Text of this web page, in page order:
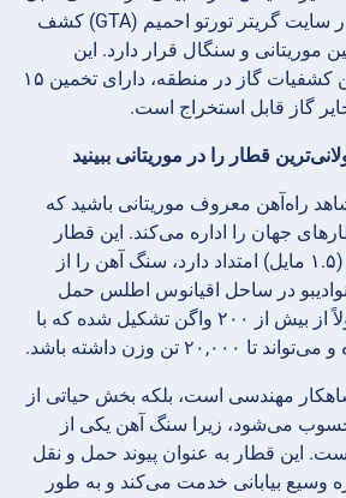
توجهی در سال ۲۰۱۵ در سایت گریتر تورتو احمیم (GTA) کشف
موریتانی و سنگال قرار دارد. این
میدان، یکی از بزرگترین کشفیات گاز در منطقه، دارای تخمین ۱۵
گاز قابل استخراج است.
راه‌آهن معروف موریتانی باشید که
جهان را اداره می‌کند. این قطار
باری که تا ۲.۵ کیلومتر (۱.۵ مایل) امتداد دارد، سنگ آهن را از
در ساحل اقیانوس اطلس حمل
می‌کند. این قطار معمولاً از بیش از ۲۰۰ واگن تشکیل شده که با
تن وزن داشته باشد.
شاهکار مهندسی است، بلکه بخش حیاتی از
می‌شود، زیرا سنگ آهن یکی از
این قطار به عنوان پیوند حمل و نقل
وسیع بیابانی خدمت می‌کند و به طور